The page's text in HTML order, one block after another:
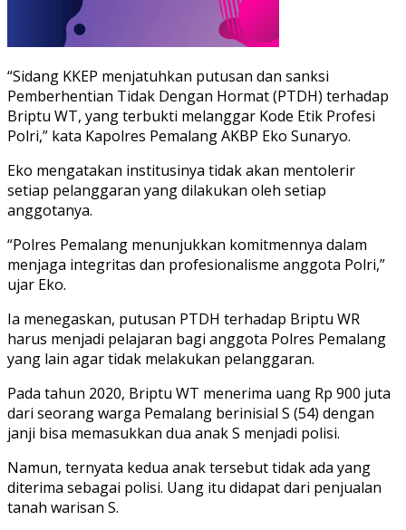
“Sidang KKEP menjatuhkan putusan dan sanksi
Pemberhentian Tidak Dengan Hormat (PTDH) terhadap
Briptu WT, yang terbukti melanggar Kode Etik Profesi
Polri,” kata Kapolres Pemalang AKBP Eko Sunaryo.
Eko mengatakan institusinya tidak akan mentolerir
setiap pelanggaran yang dilakukan oleh setiap
anggotanya.
“Polres Pemalang menunjukkan komitmennya dalam
menjaga integritas dan profesionalisme anggota Polri,”
ujar Eko.
Ia menegaskan, putusan PTDH terhadap Briptu WR
harus menjadi pelajaran bagi anggota Polres Pemalang
yang lain agar tidak melakukan pelanggaran.
Pada tahun 2020, Briptu WT menerima uang Rp 900 juta
dari seorang warga Pemalang berinisial S (54) dengan
janji bisa memasukkan dua anak S menjadi polisi.
Namun, ternyata kedua anak tersebut tidak ada yang
diterima sebagai polisi. Uang itu didapat dari penjualan
tanah warisan S.